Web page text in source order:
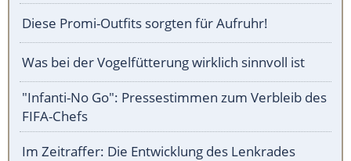
Diese Promi-Outfits sorgten für Aufruhr!
Was bei der Vogelfütterung wirklich sinnvoll ist
"Infanti-No Go": Pressestimmen zum Verbleib des
FIFA-Chefs
Im Zeitraffer: Die Entwicklung des Lenkrades